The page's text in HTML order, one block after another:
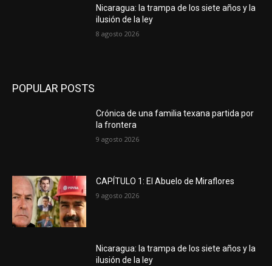
Nicaragua: la trampa de los siete años y la
ilusión de la ley
8 agosto 2026
POPULAR POSTS
Crónica de una familia texana partida por
la frontera
9 agosto 2026
CAPÍTULO 1: El Abuelo de Miraflores
9 agosto 2026
Nicaragua: la trampa de los siete años y la
ilusión de la ley